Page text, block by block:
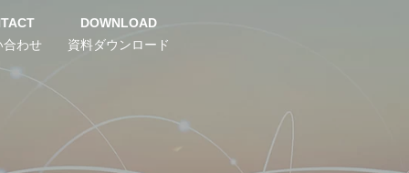
合わせ
DOWNLOAD
資料ダウンロード